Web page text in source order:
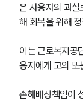
은 사용자의 과실
해 회복을 위해
이는 근로복지공
용자에게 고의 또
손해배상책임이